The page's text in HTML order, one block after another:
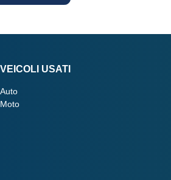
VEICOLI USATI
Auto
Moto